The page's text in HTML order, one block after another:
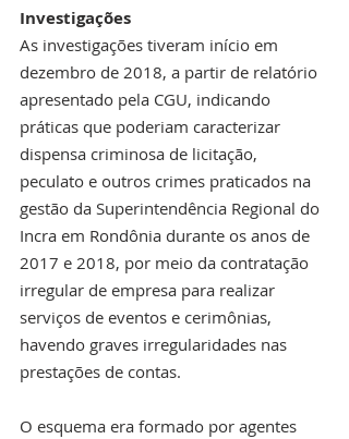
Investigações
As investigações tiveram início em
dezembro de 2018, a partir de relatório
apresentado pela CGU, indicando
práticas que poderiam caracterizar
dispensa criminosa de licitação,
peculato e outros crimes praticados na
gestão da Superintendência Regional do
Incra em Rondônia durante os anos de
2017 e 2018, por meio da contratação
irregular de empresa para realizar
serviços de eventos e cerimônias,
havendo graves irregularidades nas
prestações de contas.
O esquema era formado por agentes